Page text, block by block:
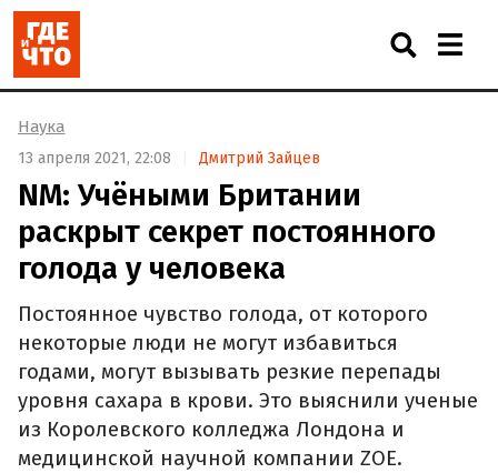
Наука
13 апреля 2021, 22:08 Дмитрий Зайцев
NM: Учёными Британии
раскрыт секрет постоянного
голода у человека
Постоянное чувство голода, от которого
некоторые люди не могут избавиться
годами, могут вызывать резкие перепады
уровня сахара в крови. Это выяснили ученые
из Королевского колледжа Лондона и
медицинской научной компании ZOE.